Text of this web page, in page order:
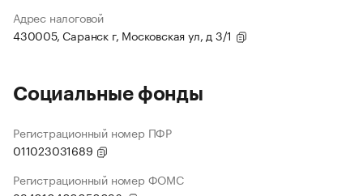
Адрес налоговой
430005, Саранск г, Московская ул, д 3/1
Социальные фонды
Регистрационный номер ПФР
011023031689
Регистрационный номер ФОМС